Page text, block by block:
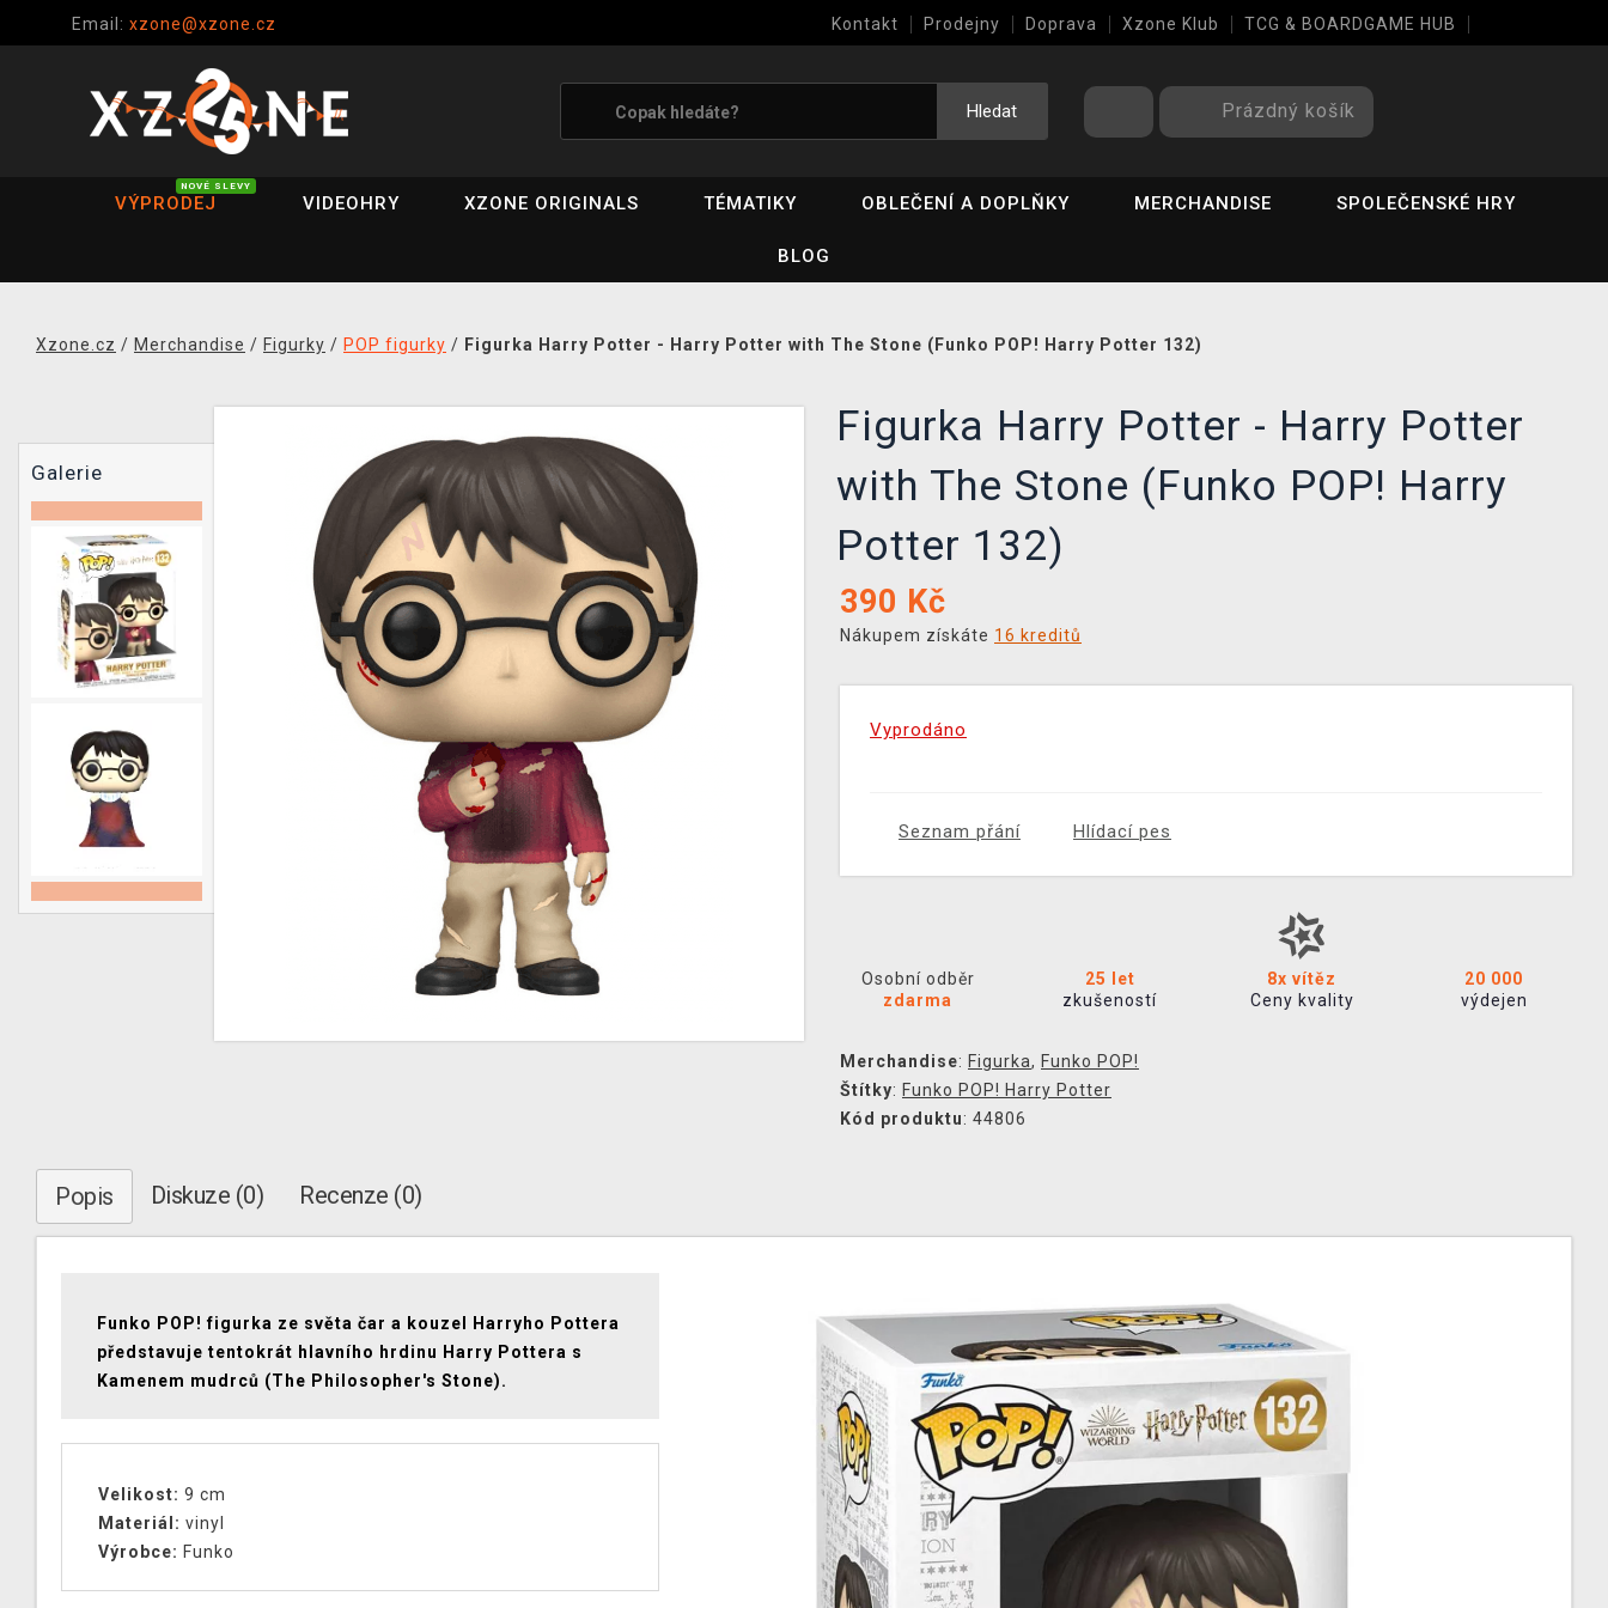
Email: xzone@xzone.cz Kontakt Prodejny Doprava Xzone Klub TCG & BOARDGAME HUB
Hledat Prázdný košík
VÝPRODEJ
NOVÉ SLEVY
VIDEOHRY XZONE ORIGINALS TÉMATIKY OBLEČENÍ A DOPLŇKY MERCHANDISE SPOLEČENSKÉ HRY
BLOG
Xzone.cz / Merchandise / Figurky / POP figurky / Figurka Harry Potter - Harry Potter with The Stone (Funko POP! Harry Potter 132)
Galerie
Figurka Harry Potter - Harry Potter
with The Stone (Funko POP! Harry
Potter 132)
390 Kč
Nákupem získáte 16 kreditů
Vyprodáno
Seznam přání Hlídací pes
Osobní odběr
zdarma
25 let
zkušeností
8x vítěz
Ceny kvality
20 000
výdejen
Merchandise: Figurka, Funko POP!
Štítky: Funko POP! Harry Potter
Kód produktu: 44806
Popis Diskuze (0) Recenze (0)
Funko POP! figurka ze světa čar a kouzel Harryho Pottera
představuje tentokrát hlavního hrdinu Harry Pottera s
Kamenem mudrců (The Philosopher's Stone).
Velikost: 9 cm
Materiál: vinyl
Výrobce: Funko